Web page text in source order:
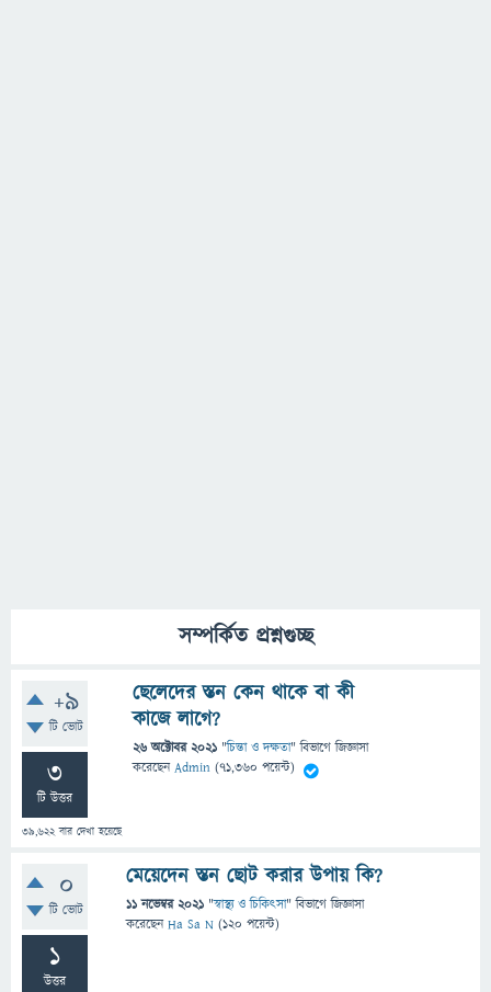
সম্পর্কিত প্রশ্নগুচ্ছ
+9
টি ভোট
3
টি উত্তর
39,622বার দেখা হয়েছে
ছেলেদের স্তন কেন থাকে বা কী
কাজে লাগে?
26 অক্টোবর 2021 "চিন্তা ও দক্ষতা" বিভাগে জিজ্ঞাসা
করেছেনAdmin (71,360 পয়েন্ট)
0
টি ভোট
1
উত্তর
মেয়েদেন স্তন ছোট করার উপায় কি?
11 নভেম্বর 2021 "স্বাস্থ্য ও চিকিৎসা" বিভাগে জিজ্ঞাসা
করেছেনHa Sa N (120 পয়েন্ট)